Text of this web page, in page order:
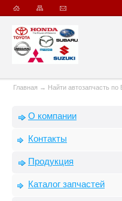
Главная → Найти автозапчасть
О компании
Контакты
Продукция
Каталог запчастей